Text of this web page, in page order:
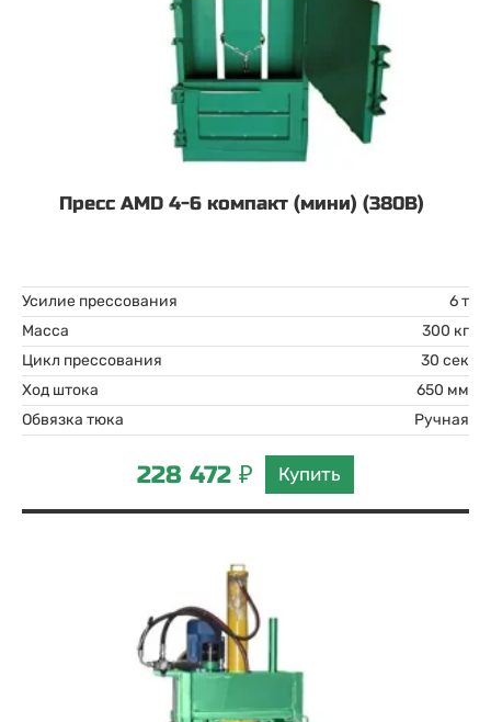
Пресс AMD 4-6 компакт (мини) (380В)
Усилие прессования
6 т
Масса
300 кг
Цикл прессования
30 сек
Ход штока
650 мм
Обвязка тюка
Ручная
228 472 ₽ Купить